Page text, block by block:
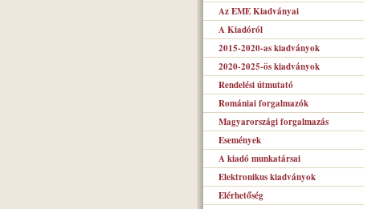
Az EME Kiadványai
A Kiadóról
2015-2020-as kiadványok
2020-2025-ös kiadványok
Rendelési útmutató
Romániai forgalmazók
Magyarországi forgalmazás
Események
A kiadó munkatársai
Elektronikus kiadványok
Elérhetőség